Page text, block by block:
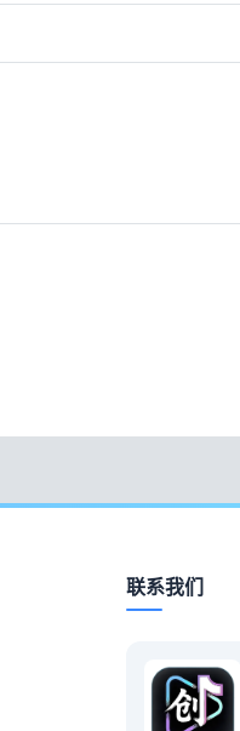
联系我们